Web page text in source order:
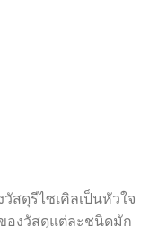
สดุรีไซเคิลเป็นหัวใจ
องวัสดุแต่ละชนิดมัก